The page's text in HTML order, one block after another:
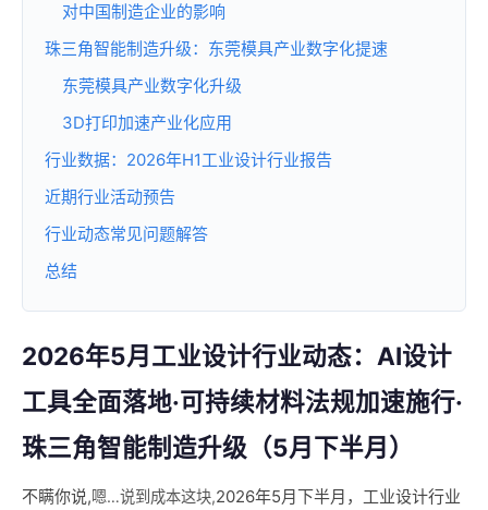
对中国制造企业的影响
珠三角智能制造升级：东莞模具产业数字化提速
东莞模具产业数字化升级
3D打印加速产业化应用
行业数据：2026年H1工业设计行业报告
近期行业活动预告
行业动态常见问题解答
总结
2026年5月工业设计行业动态：AI设计
工具全面落地·可持续材料法规加速施行·
珠三角智能制造升级（5月下半月）
不瞒你说,嗯…说到成本这块,2026年5月下半月，工业设计行业